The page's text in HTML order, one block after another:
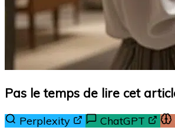
Pas le temps de lire cet
Perplexity ChatGPT